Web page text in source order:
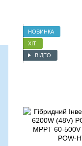
НОВИНКА
ХІТ
ВІДЕО